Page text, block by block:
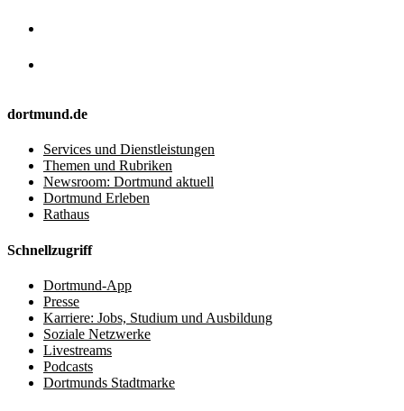
dortmund.de
Services und Dienstleistungen
Themen und Rubriken
Newsroom: Dortmund aktuell
Dortmund Erleben
Rathaus
Schnellzugriff
Dortmund-App
Presse
Karriere: Jobs, Studium und Ausbildung
Soziale Netzwerke
Livestreams
Podcasts
Dortmunds Stadtmarke